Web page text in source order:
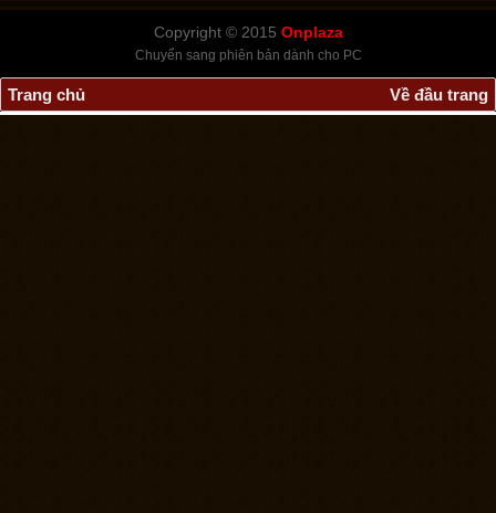
Copyright © 2015 Onplaza
Chuyển sang phiên bản dành cho PC
Trang chủ Về đầu trang